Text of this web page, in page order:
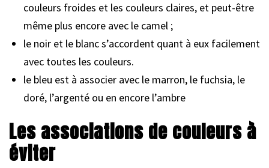
couleurs froides et les couleurs claires, et peut-être
même plus encore avec le camel ;
le noir et le blanc s’accordent quant à eux facilement
avec toutes les couleurs.
le bleu est à associer avec le marron, le fuchsia, le
doré, l’argenté ou en encore l’ambre
Les associations de couleurs à
éviter